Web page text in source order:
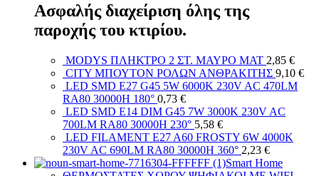
Ασφαλής διαχείριση όλης της
παροχής του κτιρίου.
MODYS ΠΛΗΚΤΡΟ 2 ΣΤ. ΜΑΥΡΟ ΜΑΤ 2,85 €
CITY ΜΠΟΥΤΟΝ ΡΟΛΩΝ ΑΝΘΡΑΚΙΤΗΣ 9,10 €
LED SMD E27 G45 5W 6000K 230V AC 470LM
RA80 30000H 180° 0,73 €
LED SMD E14 DIM G45 7W 3000K 230V AC
700LM RA80 30000H 230° 5,58 €
LED FILAMENT E27 A60 FROSTY 6W 4000K
230V AC 690LM RA80 30000H 360° 2,23 €
Smart Home